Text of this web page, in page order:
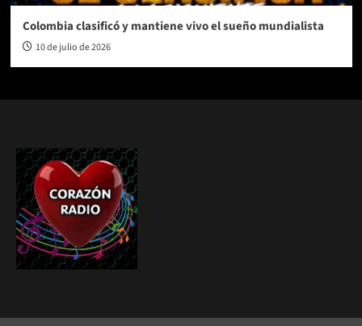
Colombia clasificó y mantiene vivo el sueño mundialista
10 de julio de 2026